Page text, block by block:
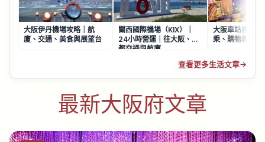
大阪伊丹機場攻略｜航
廈、交通、美食與展望台
關西國際機場（KIX）｜
24小時營運｜往大阪、京
都交通與航廈
大阪車站自由行
乘、購物與周邊
查看更多生活文章→
最新大阪府文章